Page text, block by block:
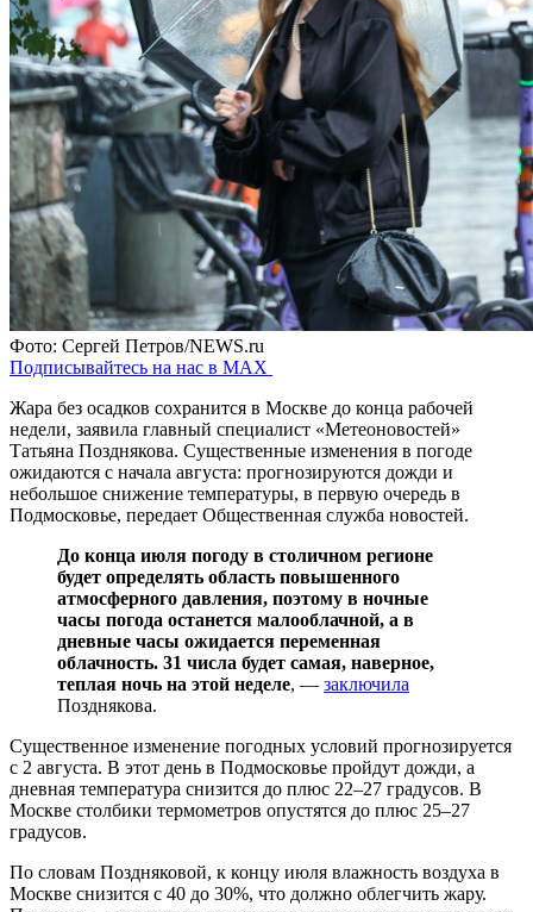
Фото: Сергей Петров/NEWS.ru
Подписывайтесь на нас в MAX
Жара без осадков сохранится в Москве до конца рабочей
недели, заявила главный специалист «Метеоновостей»
Татьяна Позднякова. Существенные изменения в погоде
ожидаются с начала августа: прогнозируются дожди и
небольшое снижение температуры, в первую очередь в
Подмосковье, передает Общественная служба новостей.
До конца июля погоду в столичном регионе
будет определять область повышенного
атмосферного давления, поэтому в ночные
часы погода останется малооблачной, а в
дневные часы ожидается переменная
облачность. 31 числа будет самая, наверное,
теплая ночь на этой неделе, — заключила
Позднякова.
Существенное изменение погодных условий прогнозируется
с 2 августа. В этот день в Подмосковье пройдут дожди, а
дневная температура снизится до плюс 22–27 градусов. В
Москве столбики термометров опустятся до плюс 25–27
градусов.
По словам Поздняковой, к концу июля влажность воздуха в
Москве снизится с 40 до 30%, что должно облегчить жару.